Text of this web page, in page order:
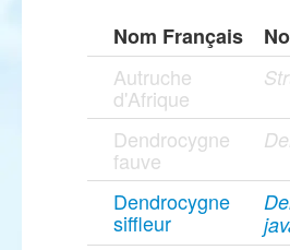
Nom Français
Autruche
d'Afrique
Dendrocygne
fauve
Dendrocygne
siffleur